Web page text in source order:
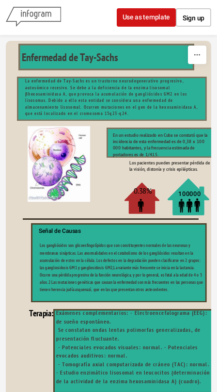
Skip to content
Use as template Sign up
Enfermedad de Tay-Sachs
La enfermedad de Tay-Sachs es un trastorno neurodegenerativo progresivo,
autosómico recesivo. Se debe a la deficiencia de la enzima lisosomal
βhexosaminidasa A, que provoca la acumulación de gangliósidos GM2 en los
lisosomas. Debido a ello esta entidad se considera una enfermedad de
almacenamiento lisosomal. Ocurren mutaciones en el gen de la hexosaminidasa A,
que está localizado en el cromosoma 15q23-q24.
En un estudio realizado en Cuba se constató que la
incidencia de esta enfermedad es de 0,38 x 100
000 habitantes, y la frecuencia estimada de
portadores es de 1/415.
Los pacientes pueden presentar pérdida de
la visión, distonía y crisis epilépticas.
0.38% 100000
Señal de Causas
Los gangliósidos son glicoesfingolípidos que son constituyentes normales de las neuronas y
membranas sinápticas. Las anormalidades en el catabolismo de los gangliósidos resultan en la
acumulación de estos en la célula. Los defectos en la degradación pueden clasificarse en 2 grupos:
las gangliosidosis GM1 y gangliosidosis GM2,La variante más frecuente se inicia en la lactancia.
Ocurre una pérdida progresiva de la función neurológica, y por lo general, es fatal a la edad de 4 o 5
años.2 Las mutaciones genéticas que causan la enfermedad son más frecuentes en las personas que
tienen herencia judía asquenazí, que en las que presentan otros antecedentes.
Terapia: Exámenes complementarios: - Electroencefalograma (EEG):
de sueño espontáneo.
presentación fluctuante.
evocados auditivos: normal.
- Estudio enzimático lisosomal en leucocitos (determinación
de la actividad de la enzima hexosaminidasa A) (cuadro).